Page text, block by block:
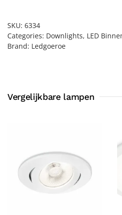
SKU: 6334
Categories: Downlights, LED
Brand: Ledgoeroe
Vergelijkbare lampen